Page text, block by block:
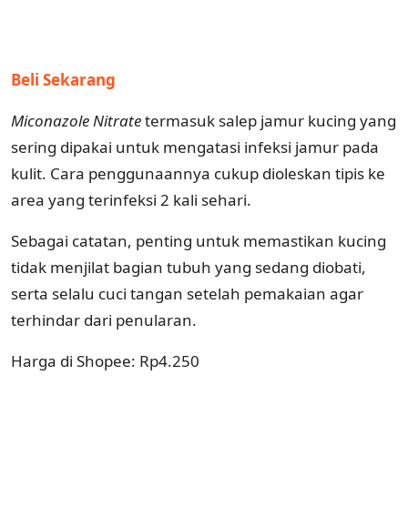
Beli Sekarang
Miconazole Nitratetermasuk salep jamur kucing yang
sering dipakai untuk mengatasi infeksi jamur pada
kulit. Cara penggunaannya cukup dioleskan tipis ke
area yang terinfeksi 2 kali sehari.
Sebagai catatan, penting untuk memastikan kucing
tidak menjilat bagian tubuh yang sedang diobati,
serta selalu cuci tangan setelah pemakaian agar
terhindar dari penularan.
Harga di Shopee: Rp4.250